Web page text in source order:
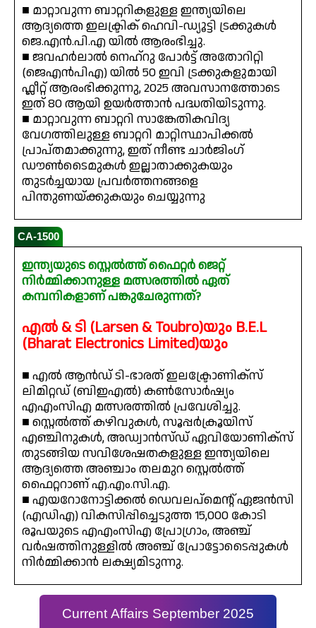
■ മാറ്റാവുന്ന ബാറ്ററികളുള്ള ഇന്ത്യയിലെ
ആദ്യത്തെ ഇലക്ട്രിക് ഹെവി-ഡ്യൂട്ടി ട്രക്കുകൾ
ജെ.എൻ.പി.എ യിൽ ആരംഭിച്ചു.
■ ജവഹർലാൽ നെഹ്‌റു പോർട്ട് അതോറിറ്റി
(ജെഎൻപിഎ) യിൽ 50 ഇവി ട്രക്കുകളുമായി
ഫ്ലീറ്റ് ആരംഭിക്കുന്നു, 2025 അവസാനത്തോടെ
ഇത് 80 ആയി ഉയർത്താൻ പദ്ധതിയിടുന്നു.
■ മാറ്റാവുന്ന ബാറ്ററി സാങ്കേതികവിദ്യ
വേഗത്തിലുള്ള ബാറ്ററി മാറ്റിസ്ഥാപിക്കൽ
പ്രാപ്തമാക്കുന്നു, ഇത് നീണ്ട ചാർജിംഗ്
ഡൗൺടൈമുകൾ ഇല്ലാതാക്കുകയും
തുടർച്ചയായ പ്രവർത്തനങ്ങളെ
പിന്തുണയ്ക്കുകയും ചെയ്യുന്നു
CA-1500
ഇന്ത്യയുടെ സ്റ്റെൽത്ത് ഫൈറ്റർ ജെറ്റ്
നിർമ്മിക്കാനുള്ള മത്സരത്തിൽ ഏത്
കമ്പനികളാണ് പങ്കുചേരുന്നത്?
എൽ & ടി (Larsen & Toubro)യും B.E.L
(Bharat Electronics Limited)യും
■ എൽ ആൻഡ് ടി-ഭാരത് ഇലക്ട്രോണിക്സ്
ലിമിറ്റഡ് (ബിഇഎൽ) കൺസോർഷ്യം
എഎംസിഎ മത്സരത്തിൽ പ്രവേശിച്ചു.
■ സ്റ്റെൽത്ത് കഴിവുകൾ, സൂപ്പർക്രൂയിസ്
എഞ്ചിനുകൾ, അഡ്വാൻസ്ഡ് ഏവിയോണിക്സ്
തുടങ്ങിയ സവിശേഷതകളുള്ള ഇന്ത്യയിലെ
ആദ്യത്തെ അഞ്ചാം തലമുറ സ്റ്റെൽത്ത്
ഫൈറ്ററാണ് എ.എം.സി.എ.
■ എയറോനോട്ടിക്കൽ ഡെവലപ്‌മെന്റ് ഏജൻസി
(എഡിഎ) വികസിപ്പിച്ചെടുത്ത ₹15,000 കോടി
രൂപയുടെ എഎംസിഎ പ്രോഗ്രാം, അഞ്ച്
വർഷത്തിനുള്ളിൽ അഞ്ച് പ്രോട്ടോടൈപ്പുകൾ
നിർമ്മിക്കാൻ ലക്ഷ്യമിടുന്നു.
Current Affairs September 2025